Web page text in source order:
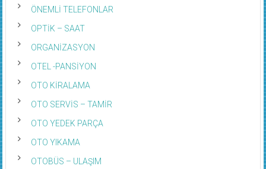
ÖNEMLİ TELEFONLAR
OPTİK – SAAT
ORGANİZASYON
OTEL -PANSİYON
OTO KİRALAMA
OTO SERVİS – TAMİR
OTO YEDEK PARÇA
OTO YIKAMA
OTOBÜS – ULAŞIM